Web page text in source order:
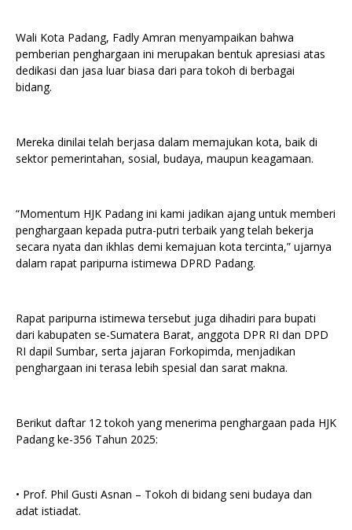
Wali Kota Padang, Fadly Amran menyampaikan bahwa
pemberian penghargaan ini merupakan bentuk apresiasi atas
dedikasi dan jasa luar biasa dari para tokoh di berbagai
bidang.
Mereka dinilai telah berjasa dalam memajukan kota, baik di
sektor pemerintahan, sosial, budaya, maupun keagamaan.
“Momentum HJK Padang ini kami jadikan ajang untuk memberi
penghargaan kepada putra-putri terbaik yang telah bekerja
secara nyata dan ikhlas demi kemajuan kota tercinta,” ujarnya
dalam rapat paripurna istimewa DPRD Padang.
Rapat paripurna istimewa tersebut juga dihadiri para bupati
dari kabupaten se-Sumatera Barat, anggota DPR RI dan DPD
RI dapil Sumbar, serta jajaran Forkopimda, menjadikan
penghargaan ini terasa lebih spesial dan sarat makna.
Berikut daftar 12 tokoh yang menerima penghargaan pada HJK
Padang ke-356 Tahun 2025:
• Prof. Phil Gusti Asnan – Tokoh di bidang seni budaya dan
adat istiadat.